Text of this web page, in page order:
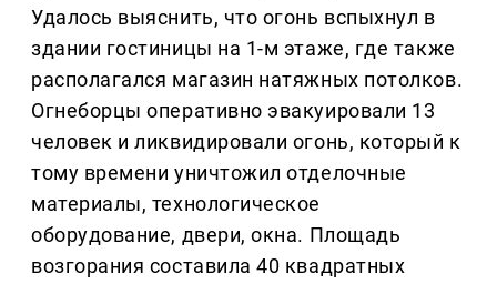
Удалось выяснить, что огонь вспыхнул в
здании гостиницы на 1-м этаже, где также
располагался магазин натяжных потолков.
Огнеборцы оперативно эвакуировали 13
человек и ликвидировали огонь, который к
тому времени уничтожил отделочные
материалы, технологическое
оборудование, двери, окна. Площадь
возгорания составила 40 квадратных